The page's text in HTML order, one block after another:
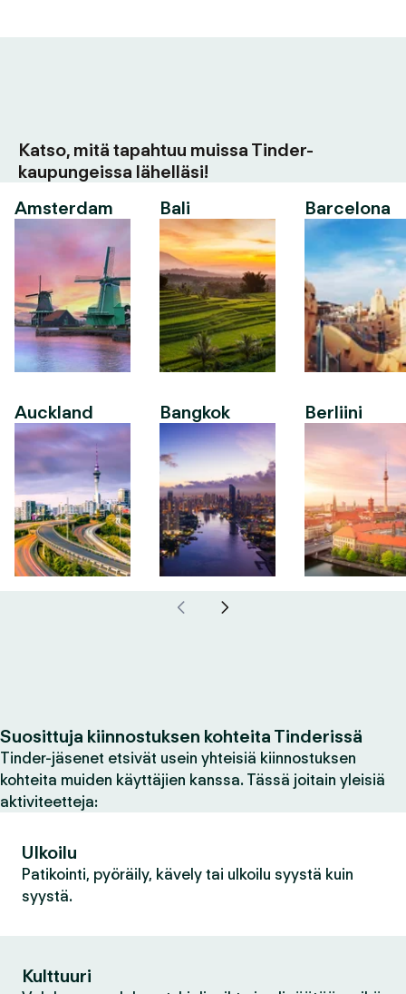
Katso, mitä tapahtuu muissa Tinder-
kaupungeissa lähelläsi!
Amsterdam
Auckland
Bali
Bangkok
Barcelona
Berliini
Suosittuja kiinnostuksen kohteita Tinderissä
Tinder-jäsenet etsivät usein yhteisiä kiinnostuksen
kohteita muiden käyttäjien kanssa. Tässä joitain yleisiä
aktiviteetteja:
Ulkoilu
Patikointi, pyöräily, kävely tai ulkoilu syystä kuin
syystä.
Kulttuuri